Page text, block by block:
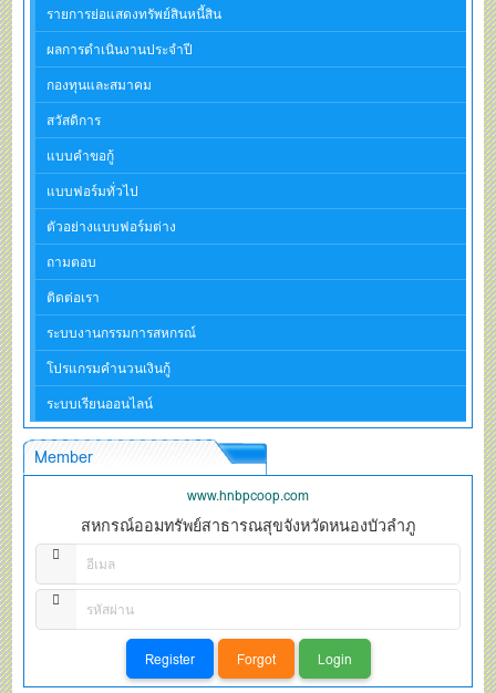
รายการย่อแสดงทรัพย์สินหนี้สิน
ผลการดำเนินงานประจำปี
กองทุนและสมาคม
สวัสดิการ
แบบคำขอกู้
แบบฟอร์มทั่วไป
ตัวอย่างแบบฟอร์มต่าง
ถามตอบ
ติดต่อเรา
ระบบงานกรรมการสหกรณ์
โปรแกรมคำนวนเงินกู้
ระบบเรียนออนไลน์
Member
www.hnbpcoop.com
สหกรณ์ออมทรัพย์สาธารณสุขจังหวัดหนองบัวลำภู